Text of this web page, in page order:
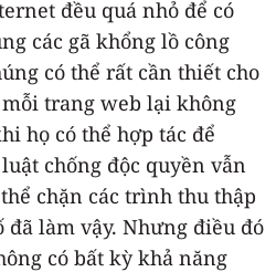
đều quá nhỏ để có
các gã khổng lồ công
có thể rất cần thiết cho
trang web lại không
họ có thể hợp tác để
chống độc quyền vẫn
chặn các trình thu thập
làm vậy. Nhưng điều đó
có bất kỳ khả năng